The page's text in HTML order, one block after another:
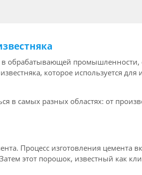
обрабатывающей промышленности,
которое используется
в самых разных областях: от
Процесс изготовления цемента
этот порошок, известный как